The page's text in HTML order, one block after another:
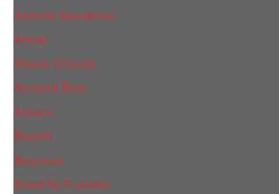
Antonio Banderas
Armaf
Ariana Grande
Armand Basi
Azzaro
Benefit
Beyonce
Bond № 9 unisex